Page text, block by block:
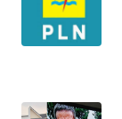
WN
INDRAMAYU
KUNINGAN